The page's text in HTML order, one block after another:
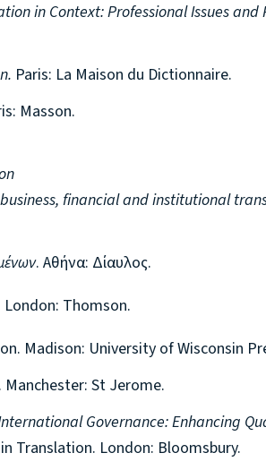
in Context: Professional Issues and
Paris: La Maison du Dictionnaire.
Masson.
financial and institutional
. Αθήνα: Δίαυλος.
Thomson.
Madison: University of Wisconsin
. Manchester: St Jerome.
Governance: Enhancing
Translation. London: Bloomsbury.